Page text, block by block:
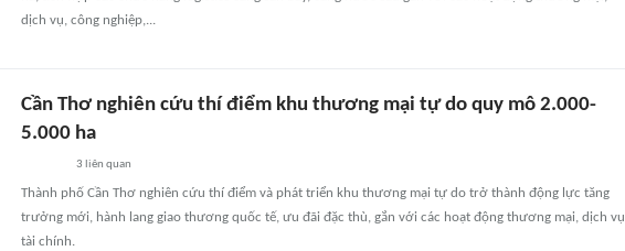
dịch vụ, công nghiệp,...
Cần Thơ nghiên cứu thí điểm khu thương mại tự do quy mô 2.000-
5.000 ha
3 liên quan
Thành phố Cần Thơ nghiên cứu thí điểm và phát triển khu thương mại tự do trở thành động lực tăng
trưởng mới, hành lang giao thương quốc tế, ưu đãi đặc thù, gắn với các hoạt động thương mại, dịch vụ
tài chính.